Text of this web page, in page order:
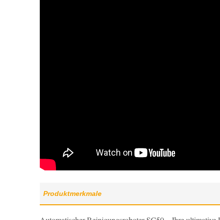
Produktmerkmale